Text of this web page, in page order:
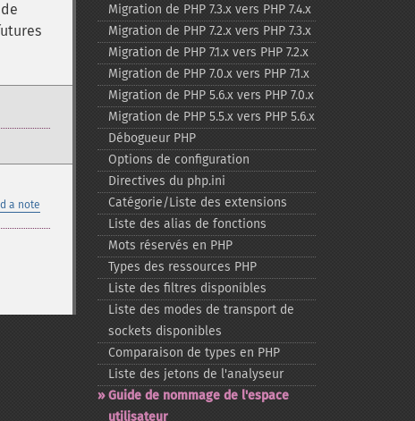
a note
Migration de PHP 7.3.x vers PHP 7.4.x
Migration de PHP 7.2.x vers PHP 7.3.x
Migration de PHP 7.1.x vers PHP 7.2.x
Migration de PHP 7.0.x vers PHP 7.1.x
Migration de PHP 5.6.x vers PHP 7.0.x
Migration de PHP 5.5.x vers PHP 5.6.x
Débogueur PHP
Options de configuration
Directives du php.ini
Catégorie/Liste des extensions
Liste des alias de fonctions
Mots réservés en PHP
Types des ressources PHP
Liste des filtres disponibles
Liste des modes de transport de
sockets disponibles
Comparaison de types en PHP
Liste des jetons de l'analyseur
Guide de nommage de l'espace
utilisateur